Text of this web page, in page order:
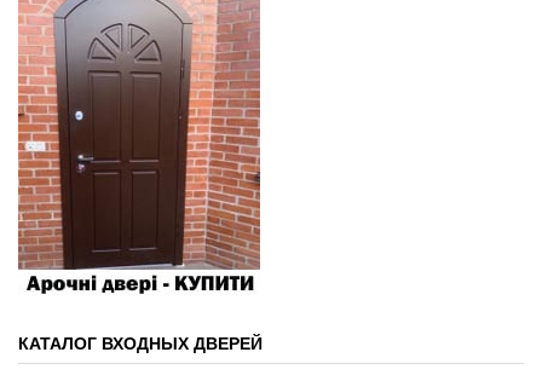
КАТАЛОГ ВХОДНЫХ ДВЕРЕЙ